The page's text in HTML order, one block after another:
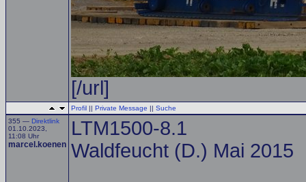
[/url]
Profil || Private Message || Suche
355 — Direktlink
01.10.2023,
11:08 Uhr
marcel.koenen
LTM1500-8.1
Waldfeucht (D.) Mai 2015